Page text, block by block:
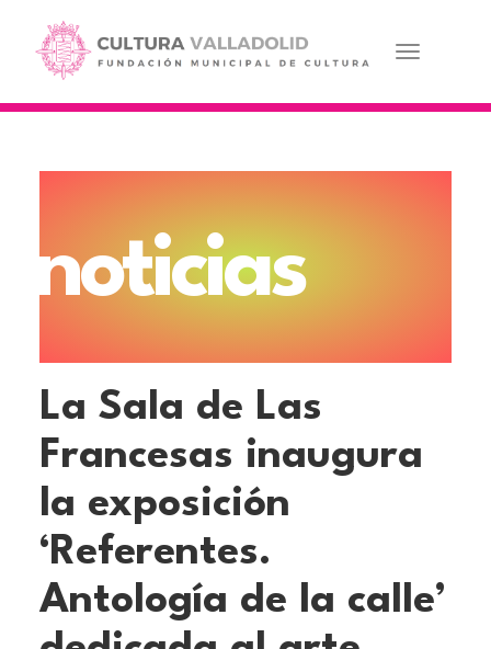
contenido
principal
Toggle
noticias
La Sala de Las
Francesas inaugura
la exposición
‘Referentes.
Antología de la calle’